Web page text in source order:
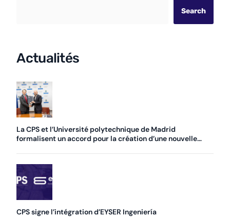
Search
Actualités
La CPS et l’Université polytechnique de Madrid
formalisent un accord pour la création d’une nouvelle
CPS signe l’intégration d’EYSER Ingeniería